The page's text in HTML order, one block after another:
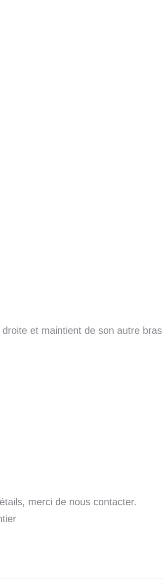
et maintient de son autre
merci de nous contacter.